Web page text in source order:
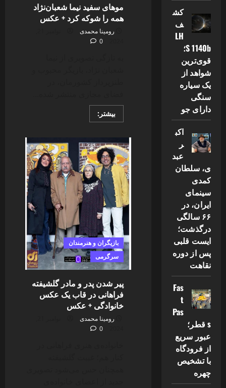
موهای سفید نیما شعبان‌نژاد
همه را شوکه کرد + عکس
رومینا محمدی
0
بیشتر:Read
more
سفید
نیما
شعبان‌نژاد
همه
را
شوکه
کرد
+
عکس
بازیگران و هنرمندان
سرگرمی
پیر شدن پدر و مادر گلشیفته
فراهانی در قاب یک عکس
خانوادگی + عکس
رومینا محمدی
0
کش
ف
LH
S 1140b؛
قوی‌ترین
شواهد از
یک سیاره
سنگی
دارای جو
اکب
ر
عبد
ی، سلطان
کمدی
سینمای
ایران، در
۶۶ سالگی
درگذشت؛
ایست قلبی
پس از دوره
نقاهت
Fas
t
Pas
s قطر؛
عبور سریع
از فرودگاه
با تشخیص
چهره